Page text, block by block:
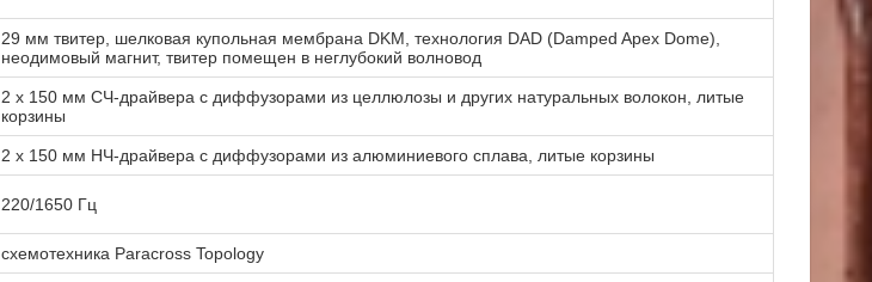
29 мм твитер, шелковая купольная мембрана DKM, технология DAD (Damped Apex Dome),
неодимовый магнит, твитер помещен в неглубокий волновод
2 х 150 мм СЧ-драйвера с диффузорами из целлюлозы и других натуральных волокон, литые
корзины
2 х 150 мм НЧ-драйвера с диффузорами из алюминиевого сплава, литые корзины
220/1650 Гц
схемотехника Paracross Topology